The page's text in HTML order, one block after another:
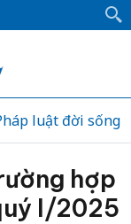
luật đời sống
hợp
I/2025